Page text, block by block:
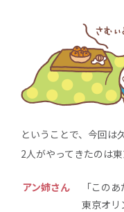
ということで、今回は
2人がやってきたのは
アン姉さん
「この
東京オリ